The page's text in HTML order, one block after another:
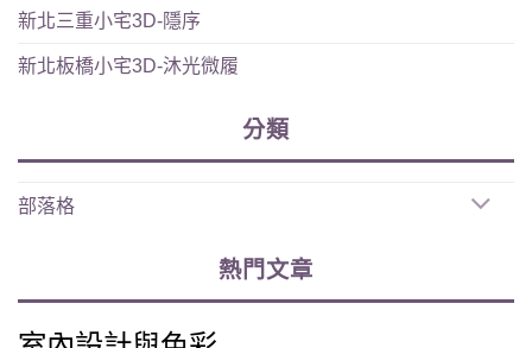
新北三重小宅3D-隱序
新北板橋小宅3D-沐光微履
分類
部落格
熱門文章